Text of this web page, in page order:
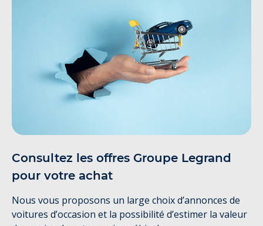
Consultez les offres Groupe Legrand
pour votre achat
Nous vous proposons un large choix d’annonces de
voitures d’occasion et la possibilité d’estimer la valeur